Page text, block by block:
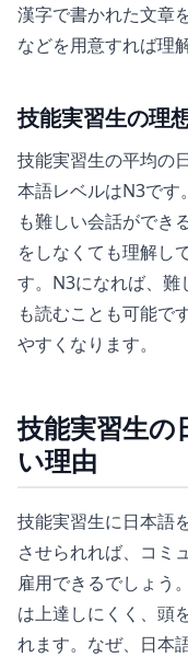
漢字で書かれた文章
などを用意すれば理
技能実習生の理
技能実習生の平均の
本語レベルはN3です
も難しい会話ができ
をしなくても理解し
す。N3になれば、難
も読むことも可能で
やすくなります。
技能実習生の
い理由
技能実習生に日本語
させられれば、コミ
雇用できるでしょう
は上達しにくく、頭
れます。なぜ、日本